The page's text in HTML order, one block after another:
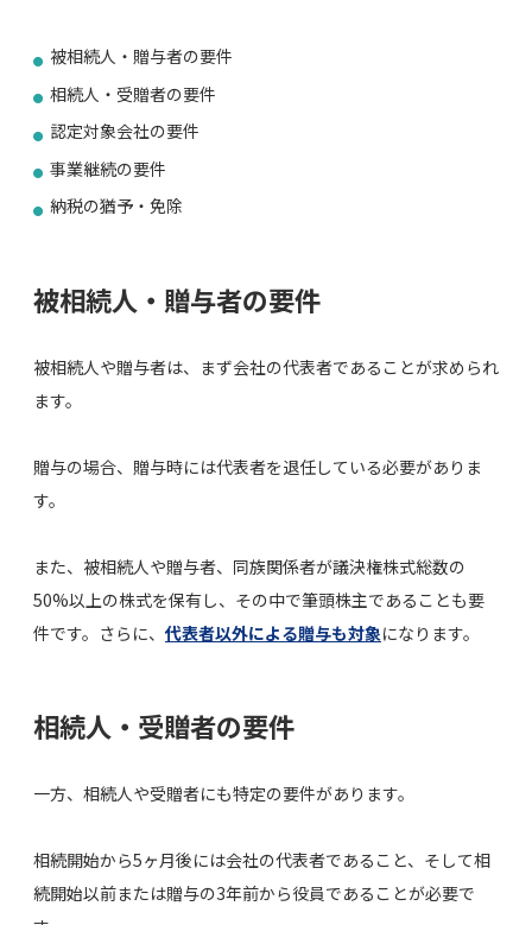
被相続人・贈与者の要件
相続人・受贈者の要件
認定対象会社の要件
事業継続の要件
納税の猶予・免除
被相続人・贈与者の要件
被相続人や贈与者は、まず会社の代表者であることが求められ
ます。
贈与の場合、贈与時には代表者を退任している必要がありま
す。
また、被相続人や贈与者、同族関係者が議決権株式総数の
50%以上の株式を保有し、その中で筆頭株主であることも要
件です。さらに、 代表者以外による贈与も対象になります。
相続人・受贈者の要件
一方、相続人や受贈者にも特定の要件があります。
相続開始から5ヶ月後には会社の代表者であること、そして相
続開始以前または贈与の3年前から役員であることが必要で